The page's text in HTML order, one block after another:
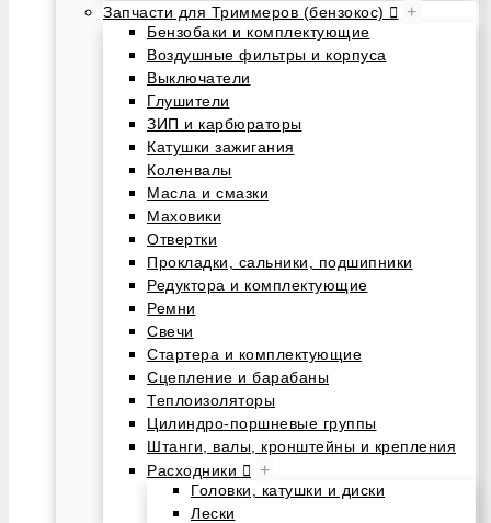
Запчасти для Триммеров (бензокос)
+
Бензобаки и комплектующие
Воздушные фильтры и корпуса
Выключатели
Глушители
ЗИП и карбюраторы
Катушки зажигания
Коленвалы
Масла и смазки
Маховики
Отвертки
Прокладки, сальники, подшипники
Редуктора и комплектующие
Ремни
Свечи
Стартера и комплектующие
Сцепление и барабаны
Теплоизоляторы
Цилиндро-поршневые группы
Штанги, валы, кронштейны и крепления
Расходники
+
Головки, катушки и диски
Лески